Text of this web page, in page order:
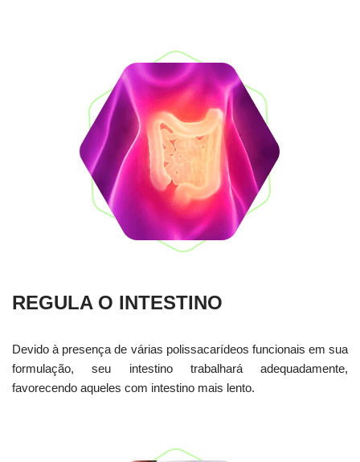
REGULA O INTESTINO
Devido à presença de várias polissacarídeos funcionais em sua
formulação, seu intestino trabalhará adequadamente,
favorecendo aqueles com intestino mais lento.